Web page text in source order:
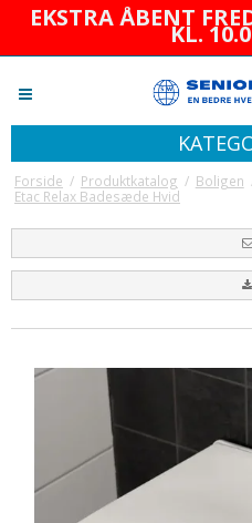
EKSTRA ÅBENT
KL.
Forside / Produktkatalog / Boligen
Etac Relax Badesæde Hvid